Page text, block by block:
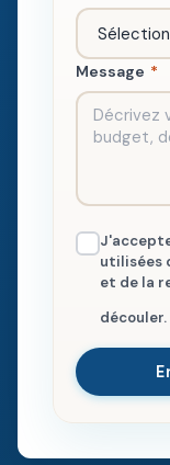
Message *
utilisées
et de la
découler.